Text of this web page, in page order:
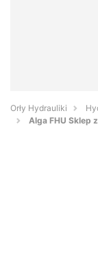
Orły Hydrauliki
Alga FHU Sklep